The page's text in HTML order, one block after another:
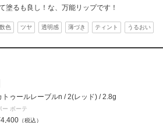
塗るも良し！な、万能リップです！
色 ツヤ 透明感 薄づき ティント うるおい
トゥールレーブルn / 2(レッド) / 2.8g
ー ボーテ
（税込）